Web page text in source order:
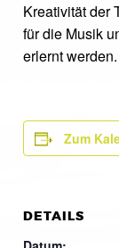
Kreativität der
für die Musik
erlernt werden.
Zum
DETAILS